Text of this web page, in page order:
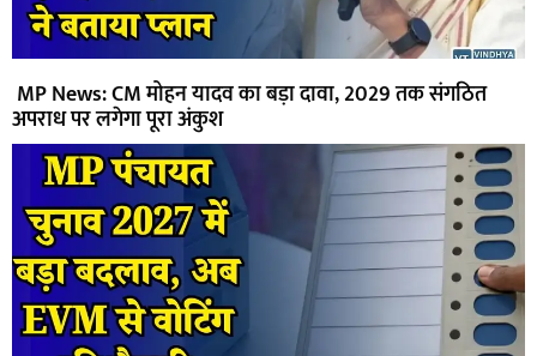
MP News: CM मोहन यादव का बड़ा दावा, 2029 तक संगठित
अपराध पर लगेगा पूरा अंकुश